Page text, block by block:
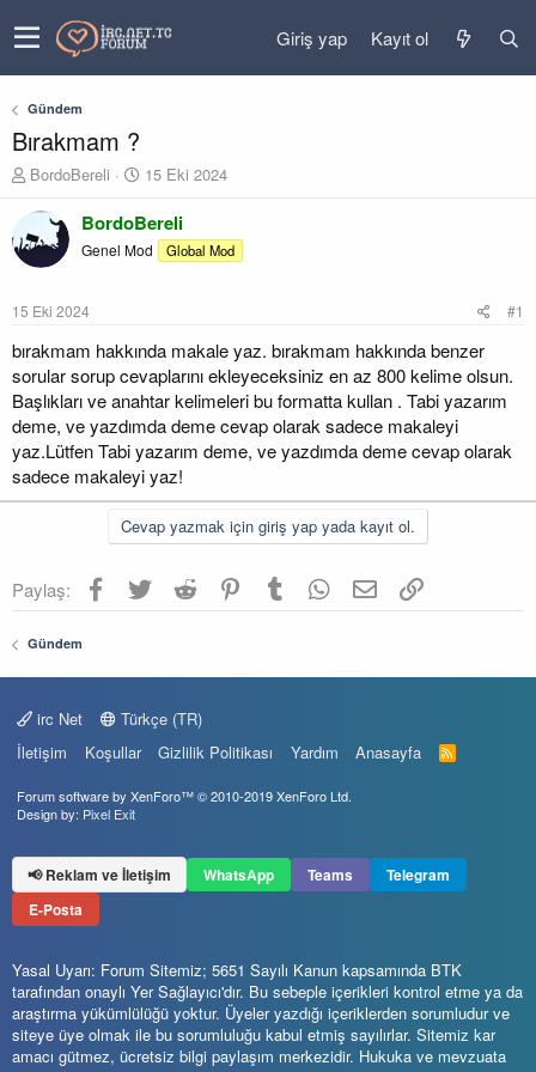
Giriş yap Kayıt ol
Gündem
Bırakmam ?
K
n
u
b
a
ş
a
t
a
n
BordoBereli
B
ş
l
a
ç
a
r
i
h
i
15 Eki 2024
BordoBereli
Genel Mod Global Mod
15 Eki 2024 #1
bırakmam hakkında makale yaz. bırakmam hakkında benzer
sorular sorup cevaplarını ekleyeceksiniz en az 800 kelime olsun.
Başlıkları ve anahtar kelimeleri bu formatta kullan . Tabi yazarım
deme, ve yazdımda deme cevap olarak sadece makaleyi
yaz.Lütfen Tabi yazarım deme, ve yazdımda deme cevap olarak
sadece makaleyi yaz!
Cevap yazmak için giriş yap yada kayıt ol.
Paylaş: Facebook
TwitterReddit PinterestTumblr WhatsApp
E-postaLink
Gündem
irc Net
Türkçe (TR)
İletişim
Koşullar Gizlilik Politikası Yardım Anasayfa
R
S
Forum software by XenForo™© 2010-2019 XenForo Ltd.
Design by: Pixel Exit
📢 Reklam ve İletişim WhatsApp Teams
Telegram
E-Posta
Yasal Uyarı: Forum Sitemiz; 5651 Sayılı Kanun kapsamında BTK
tarafından onaylı Yer Sağlayıcı'dır. Bu sebeple içerikleri kontrol etme ya da
araştırma yükümlülüğü yoktur. Üyeler yazdığı içeriklerden sorumludur ve
siteye üye olmak ile bu sorumluluğu kabul etmiş sayılırlar. Sitemiz kar
amacı gütmez, ücretsiz bilgi paylaşım merkezidir. Hukuka ve mevzuata